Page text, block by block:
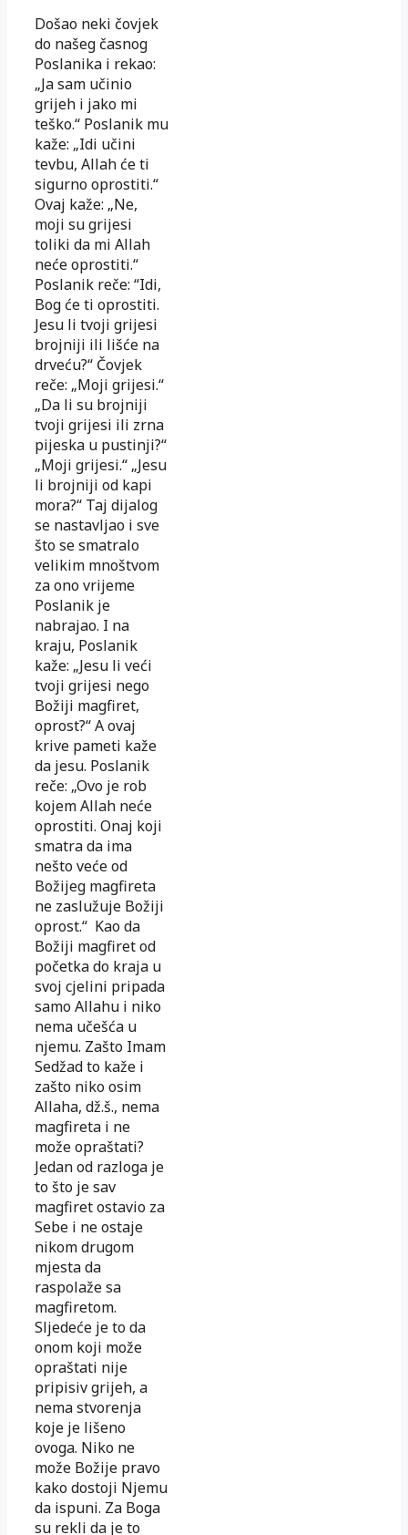
Došao neki čovjek
do našeg časnog
Poslanika i rekao:
„Ja sam učinio
grijeh i jako mi
teško.“ Poslanik mu
kaže: „Idi učini
tevbu, Allah će ti
sigurno oprostiti.“
Ovaj kaže: „Ne,
moji su grijesi
toliki da mi Allah
neće oprostiti.“
Poslanik reče: “Idi,
Bog će ti oprostiti.
Jesu li tvoji grijesi
brojniji ili lišće na
drveću?“ Čovjek
reče: „Moji grijesi.“
„Da li su brojniji
tvoji grijesi ili zrna
pijeska u pustinji?“
„Moji grijesi.“ „Jesu
li brojniji od kapi
mora?“ Taj dijalog
se nastavljao i sve
što se smatralo
velikim mnoštvom
za ono vrijeme
Poslanik je
nabrajao. I na
kraju, Poslanik
kaže: „Jesu li veći
tvoji grijesi nego
Božiji magfiret,
oprost?“ A ovaj
krive pameti kaže
da jesu. Poslanik
reče: „Ovo je rob
kojem Allah neće
oprostiti. Onaj koji
smatra da ima
nešto veće od
Božijeg magfireta
ne zaslužuje Božiji
oprost.“ Kao da
Božiji magfiret od
početka do kraja u
svoj cjelini pripada
samo Allahu i niko
nema učešća u
njemu. Zašto Imam
Sedžad to kaže i
zašto niko osim
Allaha, dž.š., nema
magfireta i ne
može opraštati?
Jedan od razloga je
to što je sav
magfiret ostavio za
Sebe i ne ostaje
nikom drugom
mjesta da
raspolaže sa
magfiretom.
Sljedeće je to da
onom koji može
opraštati nije
pripisiv grijeh, a
nema stvorenja
koje je lišeno
ovoga. Niko ne
može Božije pravo
kako dostoji Njemu
da ispuni. Za Boga
su rekli da je to